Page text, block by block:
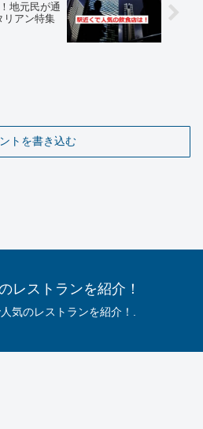
地元民が通
リアン特集
トを書き込む
レストランを紹介！
気のレストランを紹介！.